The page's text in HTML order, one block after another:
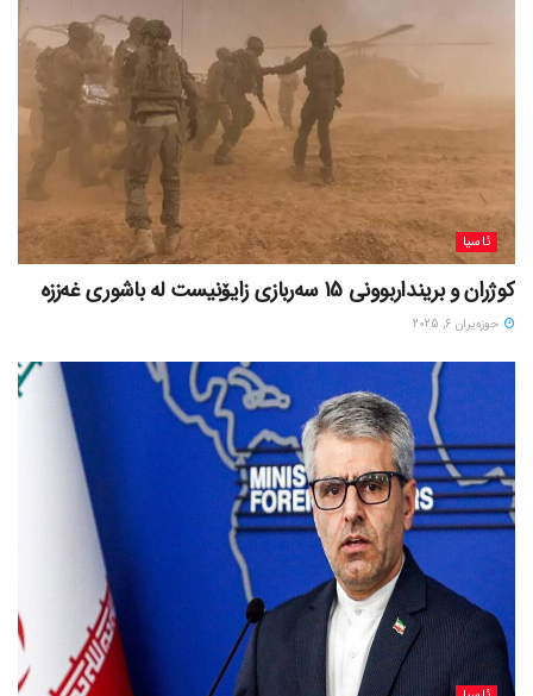
ئاسیا
کوژران و برینداربوونی 15 سەربازی زایۆنیست لە باشوری غەززە
حوزه‌یران 6, 2025